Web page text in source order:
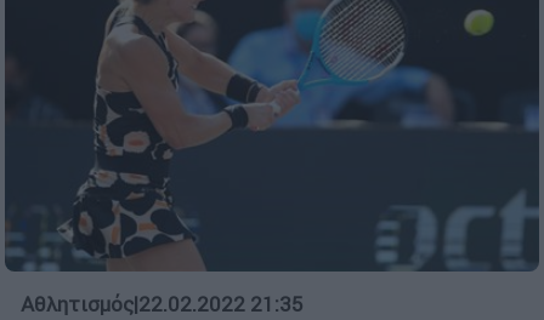
Αθλητισμός|22.02.2022 21:35